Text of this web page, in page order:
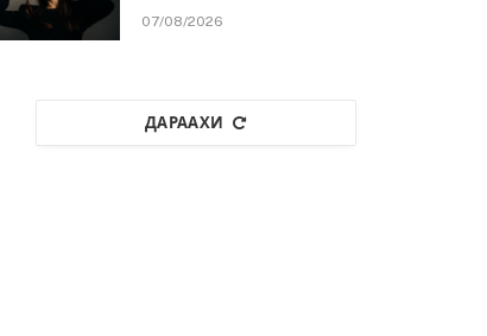
07/08/2026
ДАРААХИ